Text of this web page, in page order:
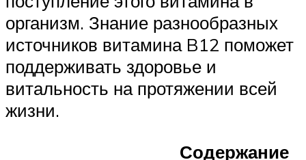
организм. Знание разнообразных
источников витамина B12 поможет
поддерживать здоровье и
витальность на протяжении всей
жизни.
Содержание